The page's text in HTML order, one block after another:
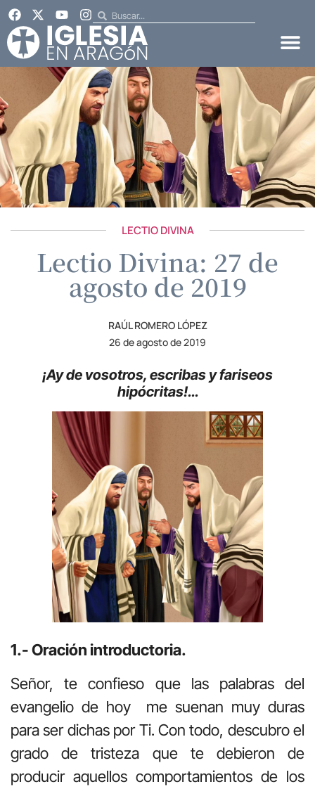
LECTIO DIVINA
Lectio Divina: 27 de
agosto de 2019
RAÚL ROMERO LÓPEZ
26 de agosto de 2019
¡Ay de vosotros, escribas y fariseos
hipócritas!…
1.- Oración introductoria.
Señor, te confieso que las palabras del
evangelio de hoy me suenan muy duras
para ser dichas por Ti. Con todo, descubro el
grado de tristeza que te debieron de
producir aquellos comportamientos de los